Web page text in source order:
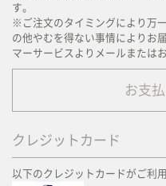
す。
※ご注文のタイミングにより万
の他やむを得ない事情によりお
マーサービスよりメールまたは
お支
クレジットカード
以下のクレジットカードがご利